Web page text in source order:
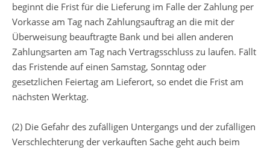
beginnt die Frist für die Lieferung im Falle der Zahlung per
Vorkasse am Tag nach Zahlungsauftrag an die mit der
Überweisung beauftragte Bank und bei allen anderen
Zahlungsarten am Tag nach Vertragsschluss zu laufen. Fällt
das Fristende auf einen Samstag, Sonntag oder
gesetzlichen Feiertag am Lieferort, so endet die Frist am
nächsten Werktag.
(2) Die Gefahr des zufälligen Untergangs und der zufälligen
Verschlechterung der verkauften Sache geht auch beim